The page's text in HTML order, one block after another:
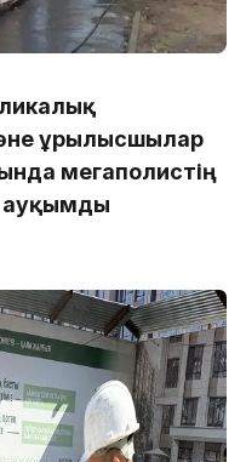
Құрылысшылар
мегаполистің
ауқымды